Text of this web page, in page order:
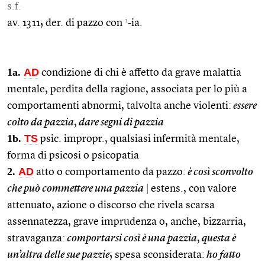
s.f.
av. 1311; der. di pazzo con 1-ia.
1a. AD condizione di chi è affetto da grave malattia
mentale, perdita della ragione, associata per lo più a
comportamenti abnormi, talvolta anche violenti: essere
colto da pazzia, dare segni di pazzia
1b. TS psic. impropr., qualsiasi infermità mentale,
forma di psicosi o psicopatia
2. AD atto o comportamento da pazzo: è così sconvolto
che può commettere una pazzia
estens., con valore
attenuato, azione o discorso che rivela scarsa
assennatezza, grave imprudenza o, anche, bizzarria,
stravaganza: comportarsi così è una pazzia, questa è
un’altra delle sue pazzie; spesa sconsiderata: ho fatto